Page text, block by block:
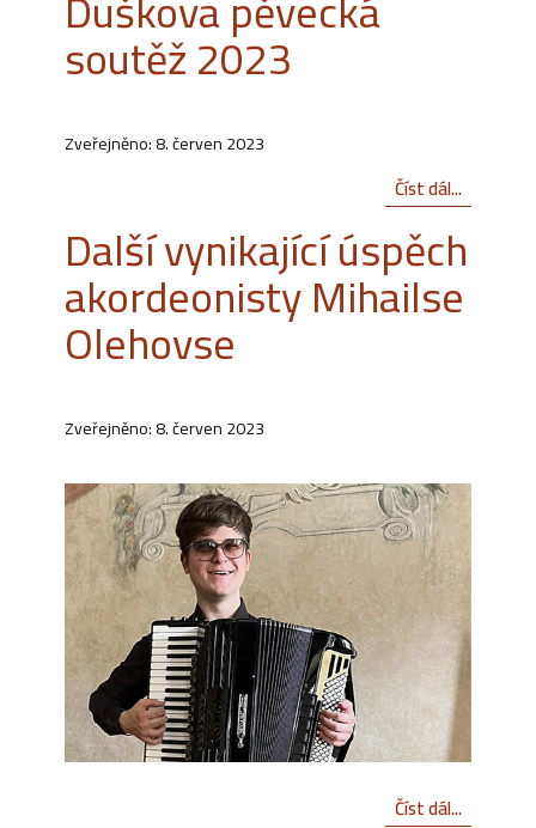
soutěž 2023
Zveřejněno: 8. červen 2023
Číst dál...
Další vynikající úspěch
akordeonisty Mihailse
Olehovse
Zveřejněno: 8. červen 2023
Číst dál...